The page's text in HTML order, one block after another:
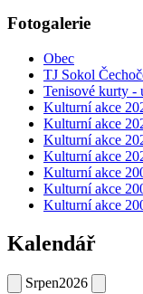
Fotogalerie
Obec
TJ Sokol
Tenisové kurty -
Kulturní akce
Kulturní akce
Kulturní akce
Kulturní akce
Kulturní akce
Kulturní akce
Kulturní akce
Kalendář
Srpen2026